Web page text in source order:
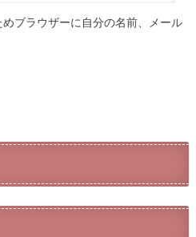
ブラウザーに自分の名前、メール